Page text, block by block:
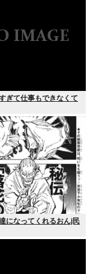
ぎて仕事もできなくて
になってくれるおんj民